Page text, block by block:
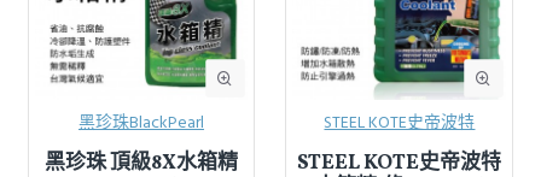
黑珍珠BlackPearl
黑珍珠 頂級8X水箱精
STEEL KOTE史帝波特
STEEL KOTE史帝波特